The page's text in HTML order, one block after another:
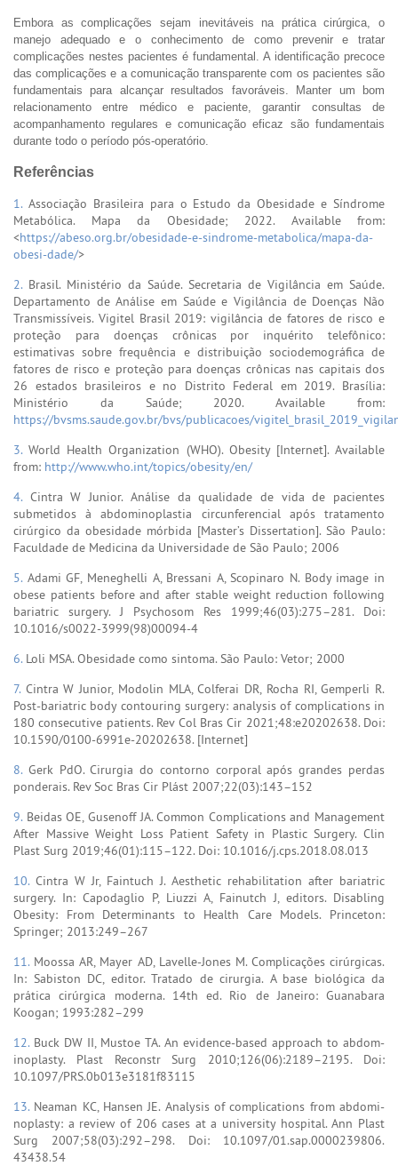
Embora as complicações sejam inevitáveis na prática cirúrgica, o
manejo adequado e o conhecimento de como prevenir e tratar
complicações nestes pacientes é fundamental. A identificação precoce
das complicações e a comunicação transparente com os pacientes são
fundamentais para alcançar resultados favoráveis. Manter um bom
relacionamento entre médico e paciente, garantir consultas de
acompanhamento regulares e comunicação eficaz são fundamentais
durante todo o período pós-operatório.
Referências
1. Associação Brasileira para o Estudo da Obesidade e Síndrome
Metabólica. Mapa da Obesidade; 2022. Available from:
<https://abeso.org.br/obesidade-e-sindrome-metabolica/mapa-da-
obesi-dade/>
2. Brasil. Ministério da Saúde. Secretaria de Vigilância em Saúde.
Departamento de Análise em Saúde e Vigilância de Doenças Não
Transmissíveis. Vigitel Brasil 2019: vigilância de fatores de risco e
proteção para doenças crônicas por inquérito telefônico:
estimativas sobre frequência e distribuição sociodemográfica de
fatores de risco e proteção para doenças crônicas nas capitais dos
26 estados brasileiros e no Distrito Federal em 2019. Brasília:
Ministério da Saúde; 2020. Available from:
https://bvsms.saude.gov.br/bvs/publicacoes/
3.World Health Organization (WHO). Obesity [Internet]. Available
from: http://www.who.int/topics/obesity/en/
4. Cintra W Junior. Análise da qualidade de vida de pacientes
submetidos à abdominoplastia circunferencial após tratamento
cirúrgico da obesidade mórbida [Master’s Dissertation]. São Paulo:
Faculdade de Medicina da Universidade de São Paulo; 2006
5. Adami GF, Meneghelli A, Bressani A, Scopinaro N. Body image in
obese patients before and after stable weight reduction following
bariatric surgery. J Psychosom Res 1999;46(03):275–281. Doi:
10.1016/s0022-3999(98)00094-4
6. Loli MSA. Obesidade como sintoma. São Paulo: Vetor; 2000
7. Cintra W Junior, Modolin MLA, Colferai DR, Rocha RI, Gemperli R.
Post-bariatric body contouring surgery: analysis of complications in
180 consecutive patients. Rev Col Bras Cir 2021;48:e20202638. Doi:
10.1590/0100-6991e-20202638. [Internet]
8. Gerk PdO. Cirurgia do contorno corporal após grandes perdas
ponderais. Rev Soc Bras Cir Plást 2007;22(03):143–152
9. Beidas OE, Gusenoff JA. Common Complications and Management
After Massive Weight Loss Patient Safety in Plastic Surgery. Clin
Plast Surg 2019;46(01):115–122. Doi: 10.1016/j.cps.2018.08.013
10. Cintra W Jr, Faintuch J. Aesthetic rehabilitation after bariatric
surgery. In: Capodaglio P, Liuzzi A, Fainutch J, editors. Disabling
Obesity: From Determinants to Health Care Models. Princeton:
Springer; 2013:249–267
11. Moossa AR, Mayer AD, Lavelle-Jones M. Complicações cirúrgicas.
In: Sabiston DC, editor. Tratado de cirurgia. A base biológica da
prática cirúrgica moderna. 14th ed. Rio de Janeiro: Guanabara
Koogan; 1993:282–299
12. Buck DW II, Mustoe TA. An evidence-based approach to abdom-
inoplasty. Plast Reconstr Surg 2010;126(06):2189–2195. Doi:
10.1097/PRS.0b013e3181f83115
13. Neaman KC, Hansen JE. Analysis of complications from abdomi-
noplasty: a review of 206 cases at a university hospital. Ann Plast
Surg 2007;58(03):292–298. Doi: 10.1097/01.sap.0000239806.
43438.54